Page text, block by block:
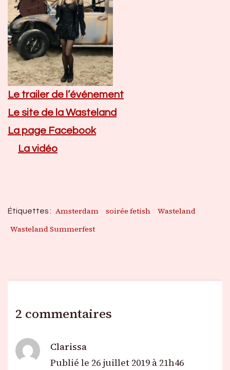
Le trailer de l’événement
Le site de la Wasteland
La page Facebook
La vidéo
Étiquettes : Amsterdam soirée fetish
Wasteland
Wasteland Summerfest
2 commentaires
Clarissa
Publié le 26 juillet 2019 à 21h46